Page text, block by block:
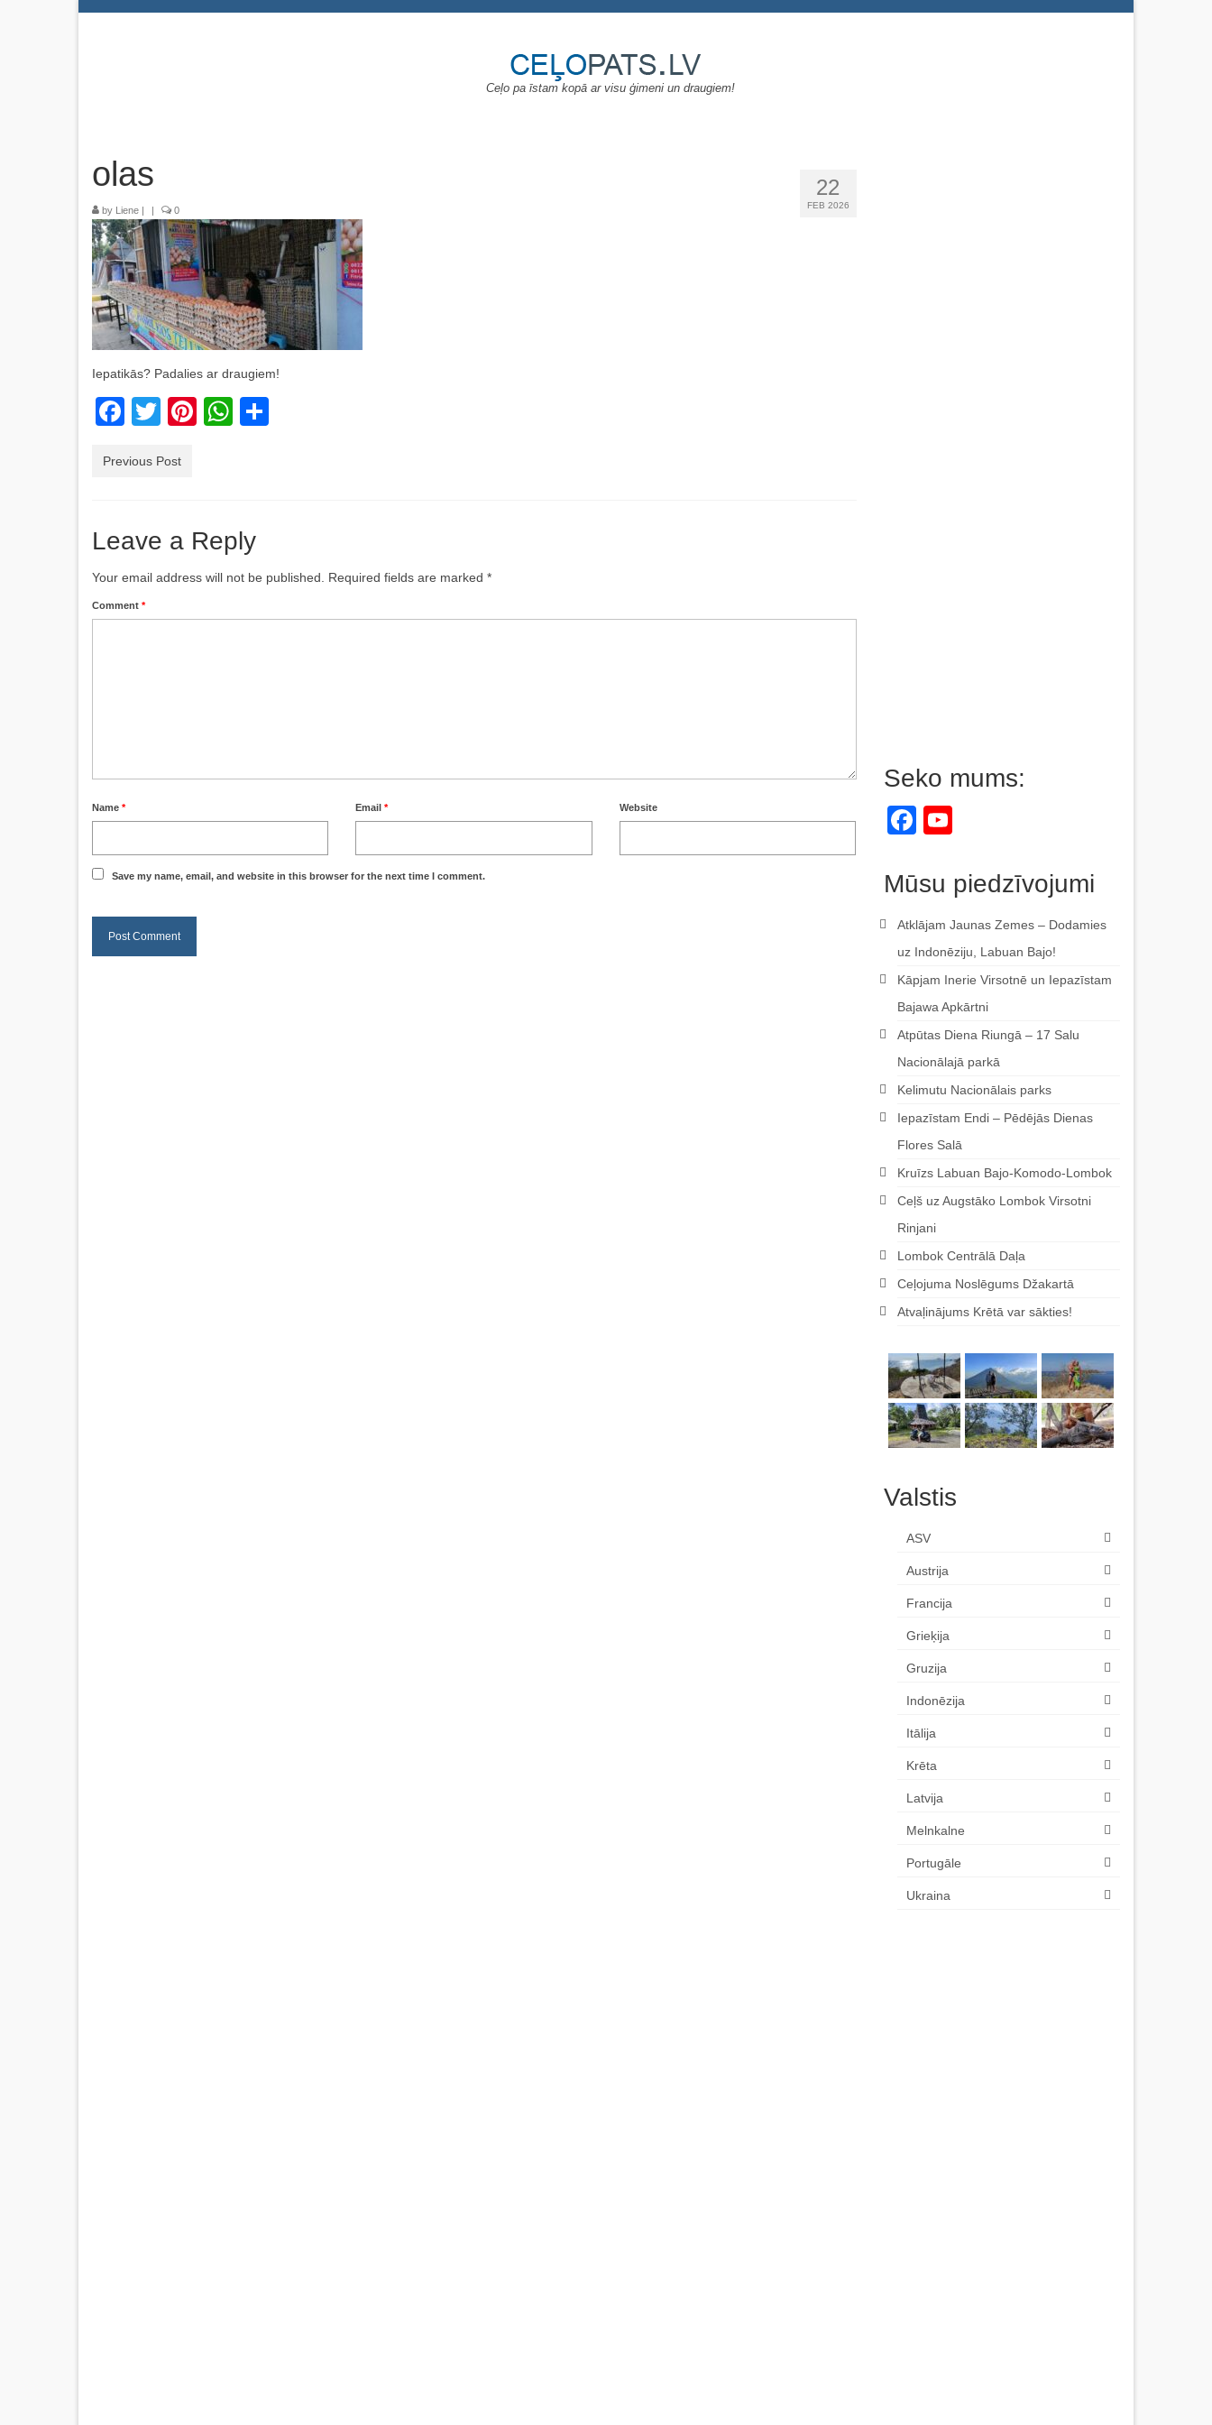
Ceļo pa īstam kopā ar visu ģimeni un draugiem!
22
FEB 2026
olas
by Liene | | 0
Iepatikās? Padalies ar draugiem!
Facebook
TwitterPinterest
WhatsApp
Previous Post
Leave a Reply
Your email address will not be published. Required fields are marked *
Comment *
Name * Email* Website
Save my name, email, and website in this browser for the next time I comment.
Seko mums:
Facebook
Mūsu piedzīvojumi
Atklājam Jaunas Zemes – Dodamies
uz Indonēziju, Labuan Bajo!
Kāpjam Inerie Virsotnē un Iepazīstam
Bajawa Apkārtni
Atpūtas Diena Riungā – 17 Salu
Nacionālajā parkā
Kelimutu Nacionālais parks
Iepazīstam Endi – Pēdējās Dienas
Flores Salā
Kruīzs Labuan Bajo-Komodo-Lombok
Ceļš uz Augstāko Lombok Virsotni
Rinjani
Lombok Centrālā Daļa
Ceļojuma Noslēgums Džakartā
Atvaļinājums Krētā var sākties!
Valstis
ASV
Austrija
Francija
Grieķija
Gruzija
Indonēzija
Itālija
Krēta
Latvija
Melnkalne
Portugāle
Ukraina